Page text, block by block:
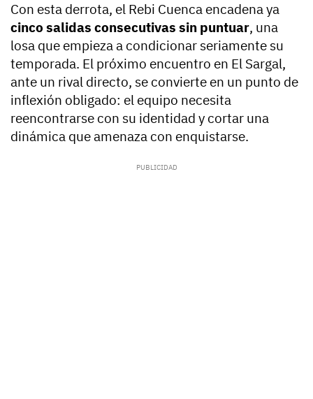
Con esta derrota, el Rebi Cuenca encadena ya
cinco salidas consecutivas sin puntuar, una
losa que empieza a condicionar seriamente su
temporada. El próximo encuentro en El Sargal,
ante un rival directo, se convierte en un punto de
inflexión obligado: el equipo necesita
reencontrarse con su identidad y cortar una
dinámica que amenaza con enquistarse.